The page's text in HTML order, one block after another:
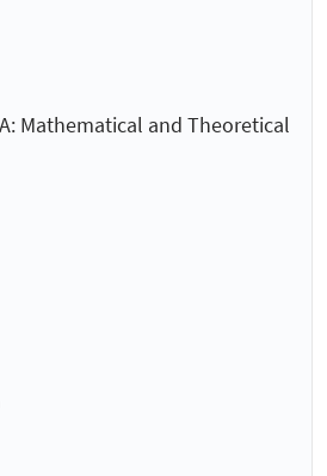
Mathematical and Theoretical